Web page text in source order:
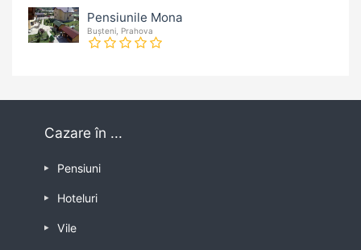
Pensiunile Mona
Bușteni, Prahova
Cazare în ...
Pensiuni
Hoteluri
Vile